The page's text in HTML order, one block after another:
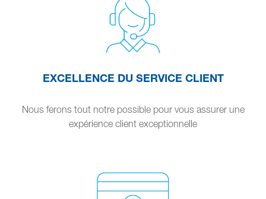
EXCELLENCE DU SERVICE CLIENT
Nous ferons tout notre possible pour vous assurer une
expérience client exceptionnelle